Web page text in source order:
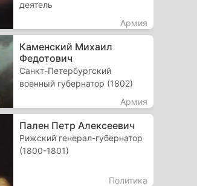
деятель
Армия
Каменский Михаил
Федотович
Санкт-Петербургский
военный губернатор (1802)
Армия
Пален Петр Алексеевич
Рижский генерал-губернатор
(1800-1801)
Политика